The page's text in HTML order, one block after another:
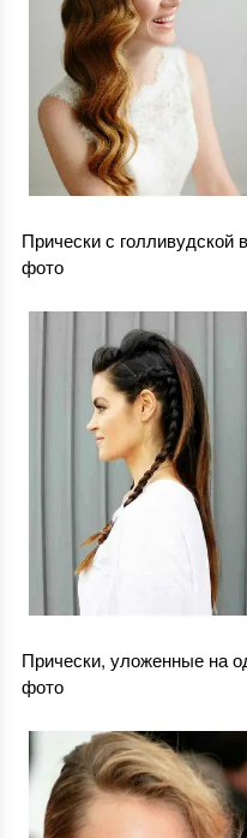
Прически с
фото
Прически, уложенные на
фото